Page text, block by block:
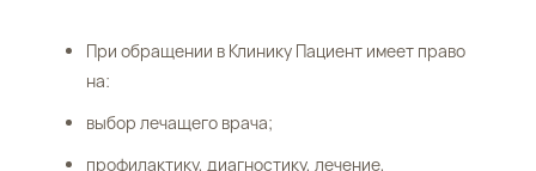
При обращении в Клинику Пациент имеет право
на:
выбор лечащего врача;
профилактику, диагностику, лечение,